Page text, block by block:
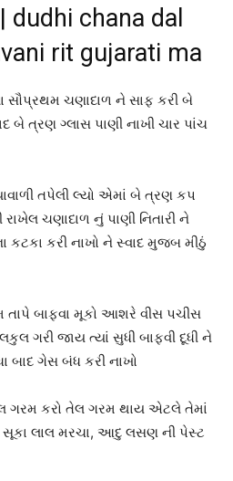
dudhi chana dal
rit gujarati ma
સૌપ્રથમ ચણાદાળ ને સાફ કરી બે
બે ત્રણ ગ્લાસ પાણી નાખી ચાર પાંચ
તપેલી લ્યો એમાં બે ત્રણ કપ
ચણાદાળ નું પાણી નિતારી ને
કટકા કરી નાખો ને સ્વાદ મુજબ મીઠું
તાપે બાફવા મૂકો આશરે વીસ પચીસ
ગરી જાય ત્યાં સુધી બાફવી દૂધી ને
બાદ ગેસ બંધ કરી નાખો
ગરમ કરો તેલ ગરમ થાય એટલે તેમાં
સૂકા લાલ મરચા, આદુ લસણ ની પેસ્ટ